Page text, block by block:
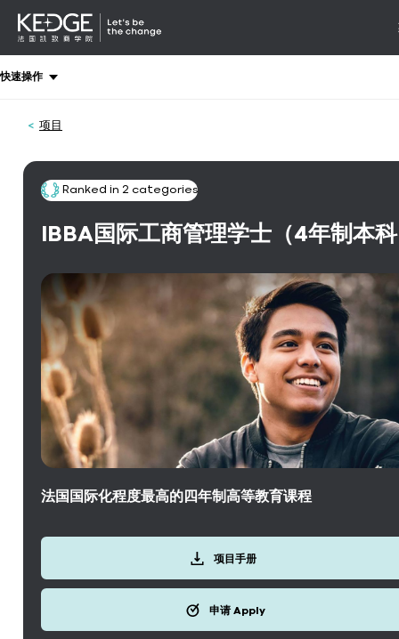
Kedge
School
快速操作
项目
Ranked in 2 categories
IBBA国际工商管理学士（4年制本
法国国际化程度最高的四年制高等教育课程
项目手册
申请 Apply